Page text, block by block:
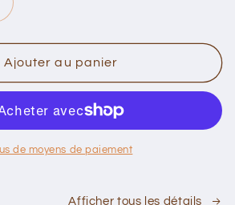
de
Ajouter au panier
de moyens de paiement
Afficher tous les détails